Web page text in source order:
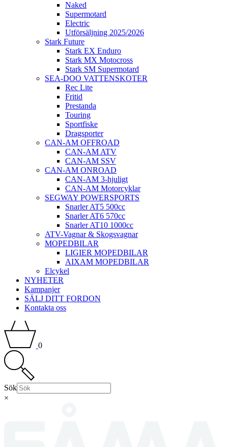
Naked
Supermotard
Electric
Utförsäljning 2025/2026
Stark Future
Stark EX Enduro
Stark MX Motocross
Stark SM Supermotard
SEA-DOO VATTENSKOTER
Rec Lite
Fritid
Prestanda
Touring
Sportfiske
Dragsporter
CAN-AM OFFROAD
CAN-AM ATV
CAN-AM SSV
CAN-AM ONROAD
CAN-AM 3-hjuligt
CAN-AM Motorcyklar
SEGWAY POWERSPORTS
Snarler AT5 500cc
Snarler AT6 570cc
Snarler AT10 1000cc
ATV-Vagnar & Skogsvagnar
MOPEDBILAR
LIGIER MOPEDBILAR
AIXAM MOPEDBILAR
Elcykel
NYHETER
Kampanjer
SÄLJ DITT FORDON
Kontakta oss
0
Sök
×